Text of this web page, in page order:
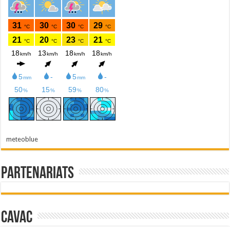
meteoblue
Partenariats
Cavac